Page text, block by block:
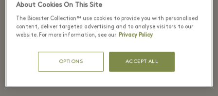
1 2
About Cookies On This Site
The Bicester Collection™ use cookies to provide you with personalised
content, deliver targeted advertising and to analyse visitors to our
website. For more information, see our Privacy Policy
OPTIONS ACCEPT ALL